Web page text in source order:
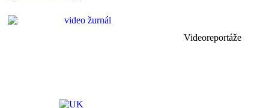
Videoreportáže